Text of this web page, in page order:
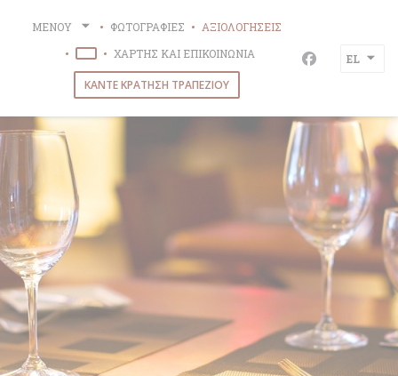
ΜΕΝΟΎ ΦΩΤΟΓΡΑΦΊΕΣ ΑΞΙΟΛΟΓΉΣΕΙΣ
((ΑΝΟΊΓΕΙ ΣΕ ΝΈΟ ΠΑΡΆΘΥΡΟ))
ΧΆΡΤΗΣ ΚΑΙ ΕΠΙΚΟΙΝΩΝΊΑ
ΚΆΝΤΕ ΚΡΆΤΗΣΗ ΤΡΑΠΕΖΙΟΎ
Facebook
EL